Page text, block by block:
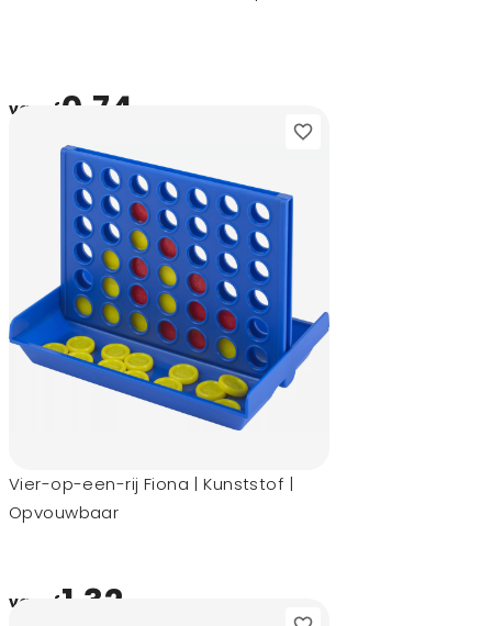
vanaf0,74
Vier-op-een-rij Fiona | Kunststof |
Opvouwbaar
vanaf1,32